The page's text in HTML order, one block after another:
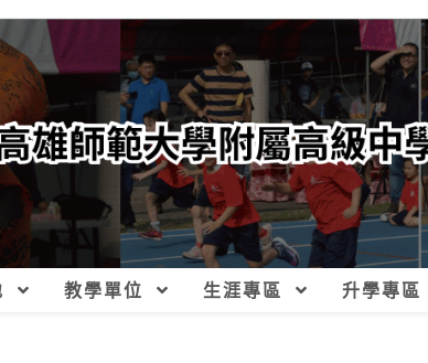
教學單位 生涯專區 升學專區